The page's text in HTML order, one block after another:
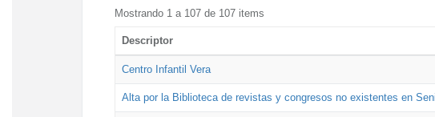
Mostrando 1 a 107 de 107 items
Descriptor
Centro Infantil Vera
Alta por la Biblioteca de revistas y congresos no existentes en